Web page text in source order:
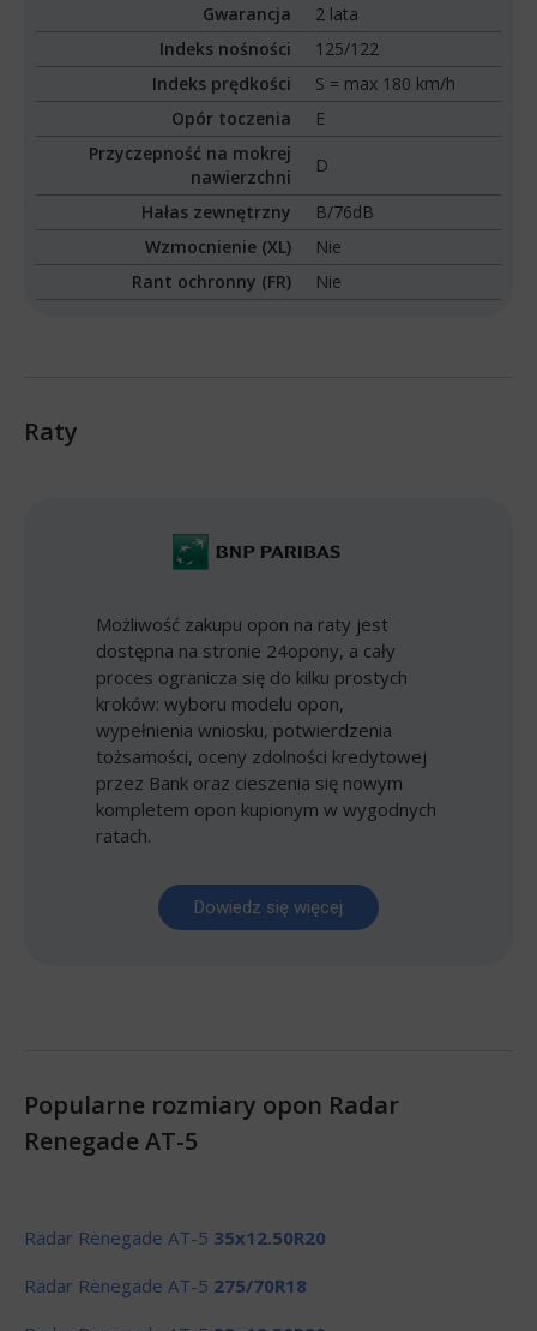
Gwarancja
2 lata
Indeks nośności
125/122
Indeks prędkości
S = max 180 km/h
Opór toczenia
E
Przyczepność na mokrej
nawierzchni
D
Hałas zewnętrzny
B/76dB
Wzmocnienie (XL)
Nie
Rant ochronny (FR)
Nie
Raty
Możliwość zakupu opon na raty jest
dostępna na stronie 24opony, a cały
proces ogranicza się do kilku prostych
kroków: wyboru modelu opon,
wypełnienia wniosku, potwierdzenia
tożsamości, oceny zdolności kredytowej
przez Bank oraz cieszenia się nowym
kompletem opon kupionym w wygodnych
ratach.
Dowiedz się więcej
Popularne rozmiary opon Radar
Renegade AT-5
Radar Renegade AT-5 35x12.50R20
Radar Renegade AT-5 275/70R18